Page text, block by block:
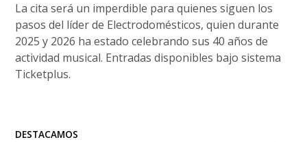
La cita será un imperdible para quienes siguen los
pasos del líder de Electrodomésticos, quien durante
2025 y 2026 ha estado celebrando sus 40 años de
actividad musical. Entradas disponibles bajo sistema
Ticketplus.
DESTACAMOS